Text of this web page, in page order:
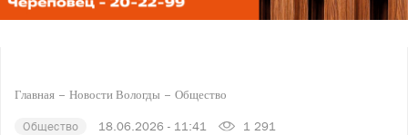
Главная Новости Вологды Общество
Общество 18.06.2026 - 11:41 1 291